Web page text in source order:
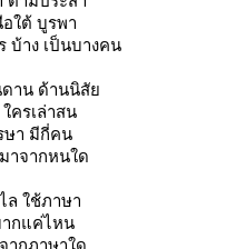
ใต้ บูรพา
บ้าง เป็นบางคน
ดาน ด้านนิสั
ครเล่าสน
ษา มีกี่คน
าจากหนใด
ล ใช้ภาษา
ากแค่ไหน
ากภาษาใด